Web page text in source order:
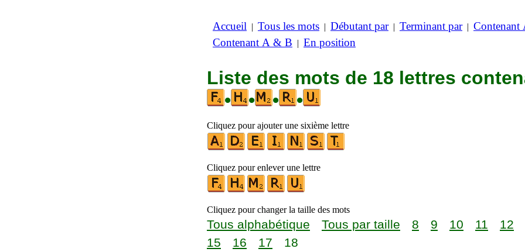
Accueil | Tous les mots | Débutant par| Terminant par| Contenant
Contenant A & B | En position
Liste des mots de 18 lettres
•
• • •
Cliquez pour ajouter une sixième lettre
Cliquez pour enlever une lettre
Cliquez pour changer la taille des mots
Tous alphabétique Tous par taille 8 9 10 11 12
15
16 17 18